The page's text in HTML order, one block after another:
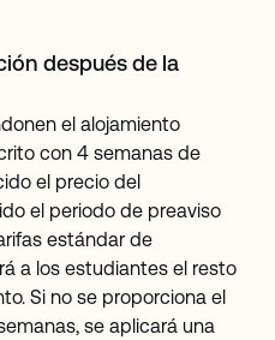
después de la
el alojamiento
con 4 semanas de
el precio del
el periodo de preaviso
estándar de
a los estudiantes el resto
Si no se proporciona el
se aplicará una